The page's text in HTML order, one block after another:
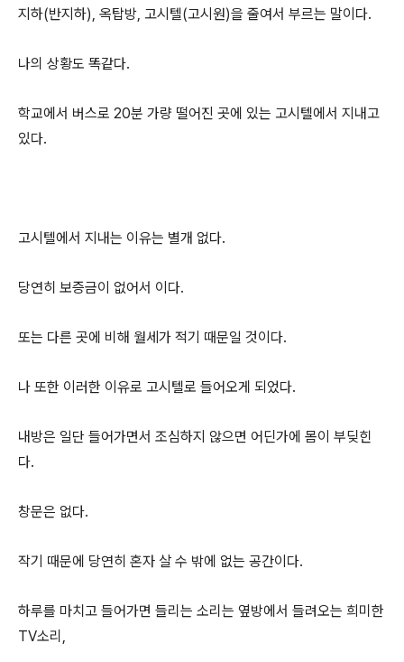
지하(반지하), 옥탑방, 고시텔(고시원)을 줄여서 부르는 말이다.
나의 상황도 똑같다.
학교에서 버스로 20분 가량 떨어진 곳에 있는 고시텔에서 지내고
있다.
고시텔에서 지내는 이유는 별개 없다.
당연히 보증금이 없어서 이다.
또는 다른 곳에 비해 월세가 적기 때문일 것이다.
나 또한 이러한 이유로 고시텔로 들어오게 되었다.
내방은 일단 들어가면서 조심하지 않으면 어딘가에 몸이 부딪힌
다.
창문은 없다.
작기 때문에 당연히 혼자 살 수 밖에 없는 공간이다.
하루를 마치고 들어가면 들리는 소리는 옆방에서 들려오는 희미한
TV소리,